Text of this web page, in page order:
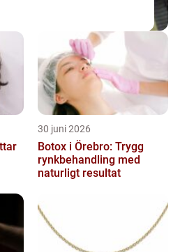
30 juni 2026
Botox i Örebro: Trygg
rynkbehandling med
naturligt resultat